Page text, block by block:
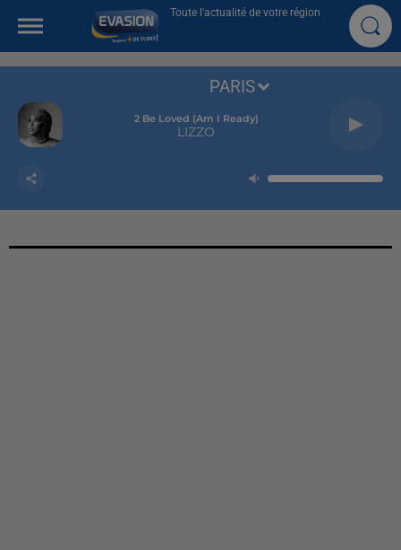
Toute l'actualité de votre région
2 Be Loved (am I Ready)
LIZZO
PARIS